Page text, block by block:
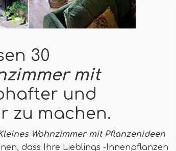
30
mit
und
zu machen.
Wohnzimmer mit Pflanzenideen
dass Ihre Lieblings -Innenpflanzen